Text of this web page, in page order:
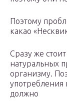
Поэтому
какао
Сразу же
натуральных
организму.
употребления
должно